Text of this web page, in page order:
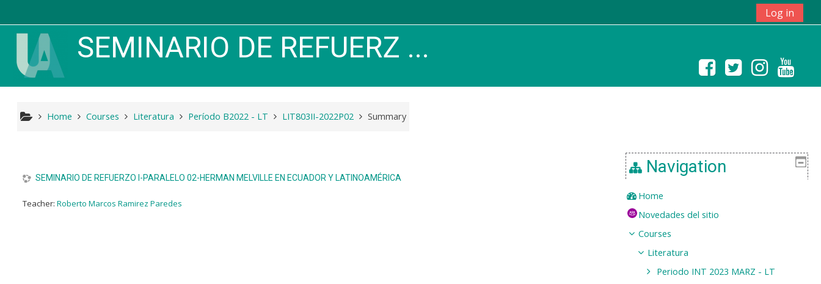
Log in
SEMINARIO DE REFUERZ ...
Home Courses Literatura Período B2022 - LT LIT803II-2022P02 Summary
SEMINARIO DE REFUERZO I-PARALELO 02-HERMAN MELVILLE EN ECUADOR Y LATINOAMÉRICA
Teacher:Roberto Marcos Ramirez Paredes
Navigation
Home
Novedades del sitio
Courses
Literatura
Periodo INT 2023 MARZ - LT